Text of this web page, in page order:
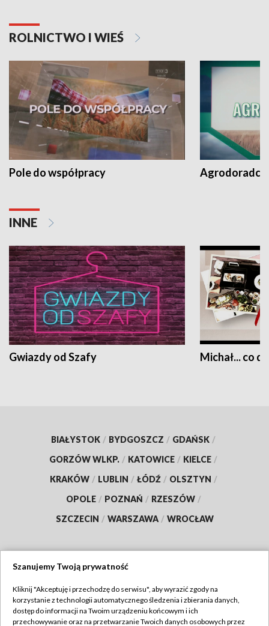
ROLNICTWO I WIEŚ
Pole do współpracy Agrodoradcy
INNE
Gwiazdy od Szafy Michał... co
BIAŁYSTOK / BYDGOSZCZ / GDAŃSK /
GORZÓW WLKP. / KATOWICE / KIELCE /
KRAKÓW / LUBLIN / ŁÓDŹ / OLSZTYN /
OPOLE / POZNAŃ / RZESZÓW /
SZCZECIN / WARSZAWA / WROCŁAW
TVP
Abonament TVP
Szanujemy Twoją prywatność
Kliknij "Akceptuję i przechodzę do serwisu", aby wyrazić zgody na
korzystanie z technologii automatycznego śledzenia i zbierania danych,
dostęp do informacji na Twoim urządzeniu końcowym i ich
przechowywanie oraz na przetwarzanie Twoich danych osobowych przez